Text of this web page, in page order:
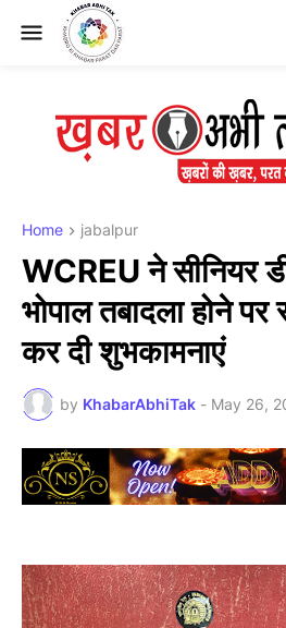
Home jabalpur
WCREU ने सीनियर
भोपाल तबादला होने पर
कर दी शुभकामनाएं
by KhabarAbhiTak - May 26,